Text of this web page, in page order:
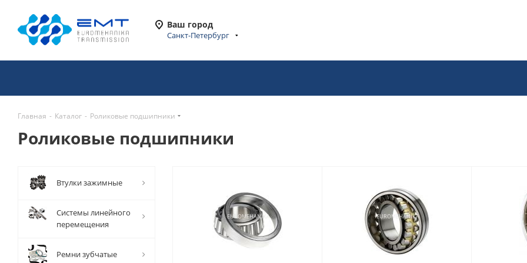
Ваш город
Санкт-Петербург
Главная - Каталог - Роликовые подшипники
Роликовые подшипники
Втулки зажимные
Системы линейного
перемещения
Ремни зубчатые